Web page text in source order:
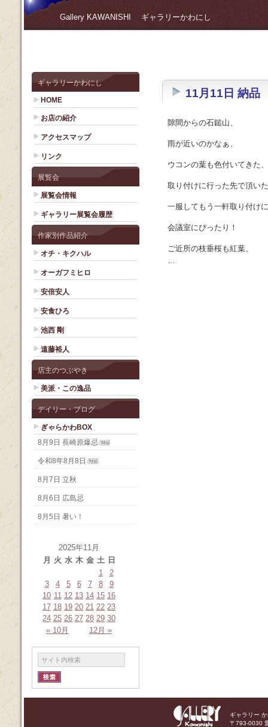
Gallery KAWANISHI ギャラリーかわにし
ギャラリーかわにし
HOME
お店の紹介
アクセスマップ
リンク
展覧会
展覧会情報
ギャラリー展覧会履歴
作家別作品紹介
オチ・キクハル
オーガフミヒロ
安倍安人
安食ひろ
池西 剛
遠藤裕人
店主のつぶやき
美派・この逸品
デイリー・ブログ
ぎゃらかわBOX
8月9日 長崎原爆忌
令和8年8月8日
8月7日 立秋
8月6日 広島忌
8月5日 暑い！
2025年11月
月
火 水 木 金 土 日
« 10月 12月 »
1
2
3
4 5 6 7 8
9
10 11 12 13 14 15 16
17 18 19 20 21 22 23
24 25 26 27 28 29 30
11月11日 納品
隙間からの石鎚山、
雨が近いのかなぁ、
ウコンの葉も色付いてきた、
取り付けに行った先で頂い
一服してもう一軒取り付け
会議室にぴったり！
ご近所の枝垂桜も紅葉、
…
ギャラリー
〒793-0030